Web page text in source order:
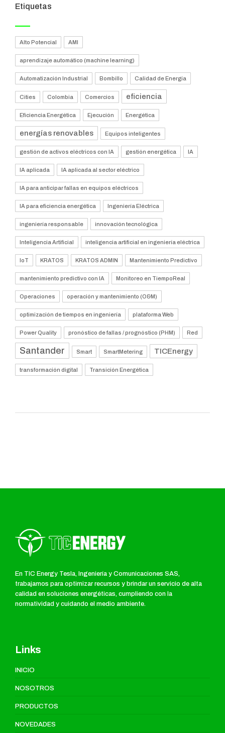
Etiquetas
Alto Potencial AMI
aprendizaje automático (machine learning)
Automatización Industrial Bombillo Calidad de Energía
Cities Colombia Comercios eficiencia
Eficiencia Energética Ejecución Energética
energías renovables Equipos inteligentes
gestión de activos eléctricos con IA gestión energética IA
IA aplicada IA aplicada al sector eléctrico
IA para anticipar fallas en equipos eléctricos
IA para eficiencia energética Ingeniería Eléctrica
ingeniería responsable innovación tecnológica
Inteligencia Artificial inteligencia artificial en ingeniería eléctrica
IoT KRATOS KRATOS ADMIN Mantenimiento Predictivo
mantenimiento predictivo con IA Monitoreo en TiempoReal
Operaciones operación y mantenimiento (O&M)
optimización de tiempos en ingeniería plataforma Web
Power Quality pronóstico de fallas / prognóstico (PHM) Red
Santander Smart SmartMetering TICEnergy
transformación digital Transición Energética
En TIC Energy Tesla, Ingeniería y Comunicaciones SAS,
trabajamos para optimizar recursos y brindar un servicio de alta
calidad en soluciones energéticas, cumpliendo con la
normatividad y cuidando el medio ambiente.
Links
INICIO
NOSOTROS
PRODUCTOS
NOVEDADES